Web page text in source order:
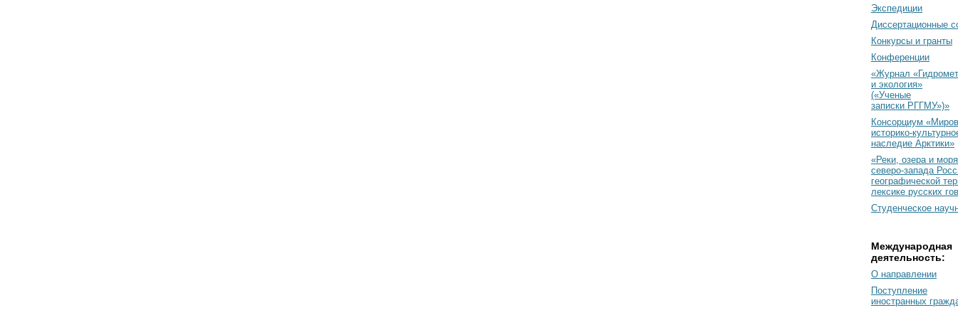
Экспедиции
Диссертационные
Конкурсы и гранты
Конференции
«Журнал
и экология»
(«Ученые
записки РГГМУ»)»
Консорциум
историко-
наследие Арктики»
«Реки, озера и моря
северо-запада
географической
лексике русских
Студенческое
Международная
деятельность:
О направлении
Поступление
иностранных